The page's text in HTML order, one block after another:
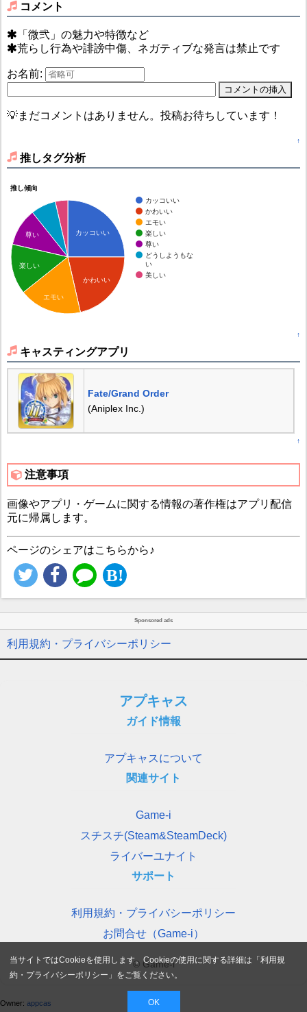
コメント
「微弐」の魅力や特徴など
荒らし行為や誹謗中傷、ネガティブな発言は禁止です
お名前:
💡まだコメントはありません。投稿お待ちしています！
↑
推しタグ分析
推し傾向
カッコいい
かわいい
エモい
楽しい
尊い
どうしようもな
い
美しい
カッコいい
かわいい
尊い
楽しい
エモい
↑
キャスティングアプリ
Fate/Grand Order
(Aniplex Inc.)
↑
注意事項
画像やアプリ・ゲームに関する情報の著作権はアプリ配信
元に帰属します。
ページのシェアはこちらから♪
Sponsored ads
利用規約・プライバシーポリシー
アプキャス
ガイド情報
アプキャスについて
関連サイト
Game-i
スチスチ(Steam&SteamDeck)
ライバーユナイト
サポート
利用規約・プライバシーポリシー
お問合せ（Game-i）
© Game-i
Owner: appcas
当サイトではCookieを使用します。Cookieの使用に関する詳細は「利用規
約・プライバシーポリシー 」をご覧ください。
OK